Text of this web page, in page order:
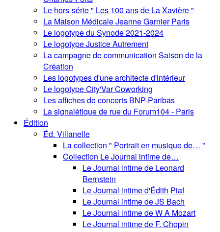
Le hors-série " Les 100 ans de La Xavière "
La Maison Médicale Jeanne Garnier Paris
Le logotype du Synode 2021-2024
Le logotype Justice Autrement
La campagne de communication Saison de la
Création
Les logotypes d'une architecte d'intérieur
Le logotype City'Var Coworking
Les affiches de concerts BNP-Paribas
La signalétique de rue du Forum104 - Paris
Édition
Éd. Villanelle
La collection " Portrait en musique de… "
Collection Le Journal intime de…
Le Journal intime de Leonard
Bernstein
Le Journal intime d'Édith Piaf
Le Journal intime de JS Bach
Le Journal intime de W A Mozart
Le Journal intime de F. Chopin